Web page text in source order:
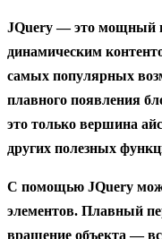
JQuery — это мощный
динамическим
самых популярных
плавного появления
это только вершина
других полезных
С помощью JQuery
элементов. Плавный
вращение объекта —